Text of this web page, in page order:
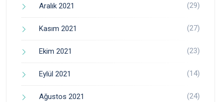
Aralık 2021 (29)
Kasım 2021 (27)
Ekim 2021 (23)
Eylül 2021 (14)
Ağustos 2021 (24)